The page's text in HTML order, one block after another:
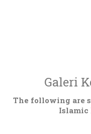
Galeri
The following are
Islamic